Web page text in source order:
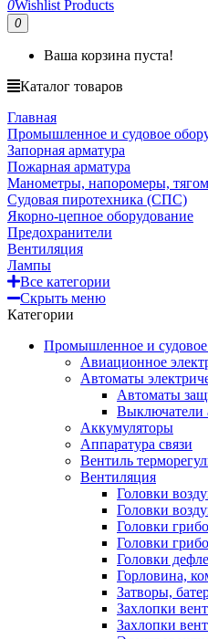
0Wishlist Products
0
Ваша корзина пуста!
Каталог товаров
Главная
Промышленное и судовое
Запорная арматура
Пожарная арматура
Манометры, напоромеры,
Судовая пиротехника (СПС)
Якорно-цепное оборудование
Предохранители
Вентиляция
Лампы
Все категории
Скрыть меню
Категории
Промышленное и судовое
Авиационное
Автоматы
Автоматы
Выключатели
Аккумуляторы
Аппаратура связи
Вентиль
Вентиляция
Головки
Головки
Головки
Головки
Головки
Горловина,
Затворы,
Захлопки
Захлопки